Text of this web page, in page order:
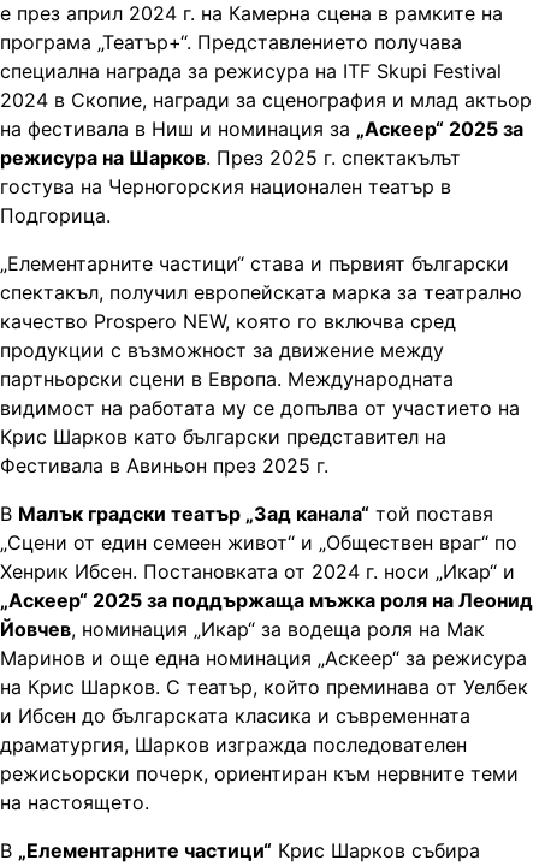
е през април 2024 г. на Камерна сцена в рамките на
програма „Театър+“. Представлението получава
специална награда за режисура на ITF Skupi Festival
2024 в Скопие, награди за сценография и млад актьор
на фестивала в Ниш и номинация за „Аскеер“ 2025 за
режисура на Шарков. През 2025 г. спектакълът
гостува на Черногорския национален театър в
Подгорица.
„Елементарните частици“ става и първият български
спектакъл, получил европейската марка за театрално
качество Prospero NEW, която го включва сред
продукции с възможност за движение между
партньорски сцени в Европа. Международната
видимост на работата му се допълва от участието на
Крис Шарков като български представител на
Фестивала в Авиньон през 2025 г.
В Малък градски театър „Зад канала“ той поставя
„Сцени от един семеен живот“ и „Обществен враг“ по
Хенрик Ибсен. Постановката от 2024 г. носи „Икар“ и
„Аскеер“ 2025 за поддържаща мъжка роля на Леонид
Йовчев, номинация „Икар“ за водеща роля на Мак
Маринов и още една номинация „Аскеер“ за режисура
на Крис Шарков. С театър, който преминава от Уелбек
и Ибсен до българската класика и съвременната
драматургия, Шарков изгражда последователен
режисьорски почерк, ориентиран към нервните теми
на настоящето.
В „Елементарните частици“ Крис Шарков събира